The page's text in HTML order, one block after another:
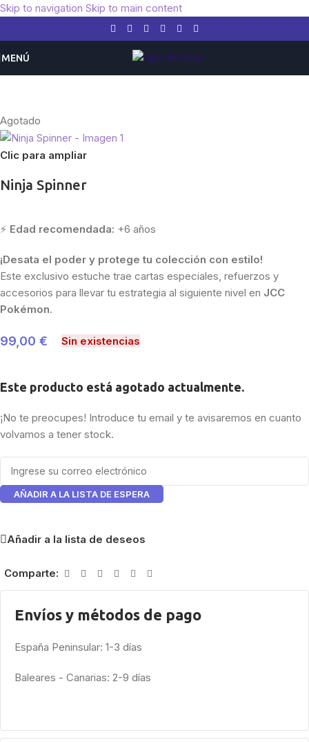
Skip to navigation Skip to main content
MENÚ
Agotado
Clic para ampliar
Ninja Spinner
⚡ Edad recomendada: +6 años
¡Desata el poder y protege tu colección con estilo!
Este exclusivo estuche trae cartas especiales, refuerzos y
accesorios para llevar tu estrategia al siguiente nivel en JCC
Pokémon.
99,00 € Sin existencias
Este producto está agotado actualmente.
¡No te preocupes! Introduce tu email y te avisaremos en cuanto
volvamos a tener stock.
AÑADIR A LA LISTA DE ESPERA
Añadir a la lista de deseos
Comparte:
Envíos y métodos de pago
España Peninsular: 1-3 días
Baleares - Canarias: 2-9 días